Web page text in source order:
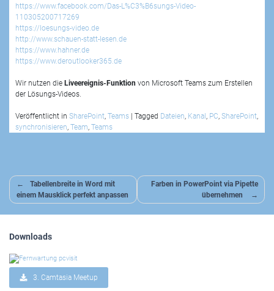
https://www.facebook.com/Das-L%C3%B6sungs-Video-
110305200717269
https://loesungs-video.de
http://www.schauen-statt-lesen.de
https://www.hahner.de
https://www.deroutlooker365.de
Wir nutzen die Liveereignis-Funktion von Microsoft Teams zum Erstellen
der Lösungs-Videos.
Veröffentlicht in SharePoint, Teams | Tagged Dateien, Kanal, PC, SharePoint,
synchronisieren, Team, Teams
Beitragsnavigation
Tabellenbreite in Word mit
einem Mausklick perfekt anpassen
Farben in PowerPoint via Pipette
übernehmen
Downloads
3. Camtasia Meetup